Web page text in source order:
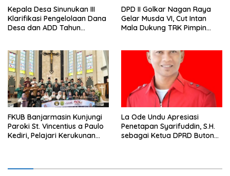
Kepala Desa Sinunukan III
Klarifikasi Pengelolaan Dana
Desa dan ADD Tahun
DPD II Golkar Nagan Raya
Gelar Musda VI, Cut Intan
Mala Dukung TRK Pimpin
FKUB Banjarmasin Kunjungi
Paroki St. Vincentius a Paulo
Kediri, Pelajari Kerukunan
La Ode Undu Apresiasi
Penetapan Syarifuddin, S.H.
sebagai Ketua DPRD Buton